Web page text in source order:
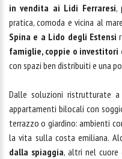
in vendita ai Lidi Ferraresi,
pratica, comoda e vicina al
Spina e a Lido degli Estensi
famiglie, coppie o investitori
con spazi ben distribuiti e una
Dalle soluzioni ristrutturate
appartamenti bilocali con
terrazzo o giardino: ambienti
la vita sulla costa emiliana.
dalla spiaggia, altri nel